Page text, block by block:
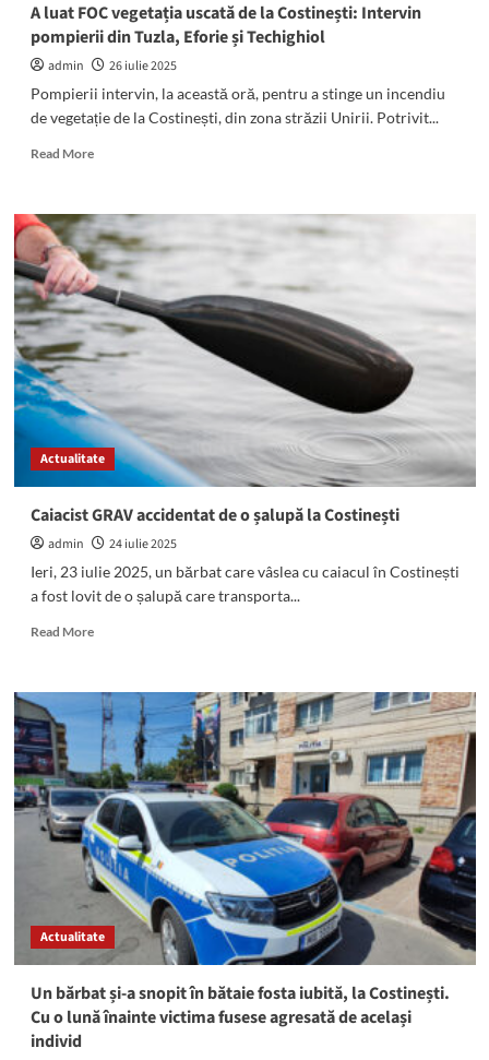
pe
Litoral
A luat FOC vegetația uscată de la Costinești: Intervin
pompierii din Tuzla, Eforie și Techighiol
admin
26 iulie 2025
Pompierii intervin, la această oră, pentru a stinge un incendiu
de vegetație de la Costinești, din zona străzii Unirii. Potrivit...
Read MoreRead
A
luat
FOC
vegetația
uscată
de
la
Costinești:
Intervin
pompierii
din
Tuzla,
Eforie
Actualitate
Caiacist GRAV accidentat de o șalupă la Costinești
admin
24 iulie 2025
Ieri, 23 iulie 2025, un bărbat care vâslea cu caiacul în Costinești
a fost lovit de o șalupă care transporta...
Read MoreRead
Caiacist
GRAV
accidentat
de
o
șalupă
la
Costinești
Actualitate
Un bărbat și-a snopit în bătaie fosta iubită, la Costinești.
Cu o lună înainte victima fusese agresată de același
individ